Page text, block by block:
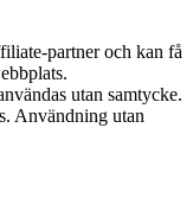
partner och kan få
utan samtycke.
Användning utan